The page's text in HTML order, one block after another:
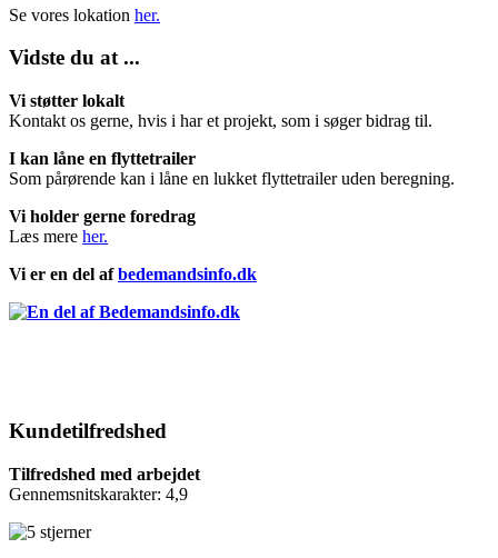
Se vores lokation her.
Vidste du at ...
Vi støtter lokalt
Kontakt os gerne, hvis i har et projekt, som i søger bidrag til.
I kan låne en flyttetrailer
Som pårørende kan i låne en lukket flyttetrailer uden beregning.
Vi holder gerne foredrag
Læs mere her.
Vi er en del afbedemandsinfo.dk
Kundetilfredshed
Tilfredshed med arbejdet
Gennemsnitskarakter: 4,9